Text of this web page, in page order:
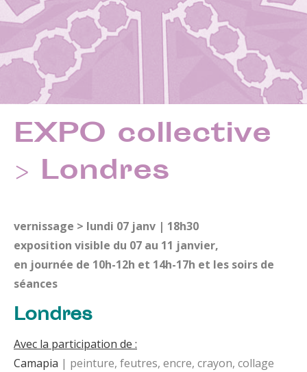
EXPO collective
> Londres
vernissage > lundi 07 janv | 18h30
exposition visible du 07 au 11 janvier,
en journée de 10h-12h et 14h-17h et les soirs de
séances
Londres
Avec la participation de :
Camapia | peinture, feutres, encre, crayon, collage